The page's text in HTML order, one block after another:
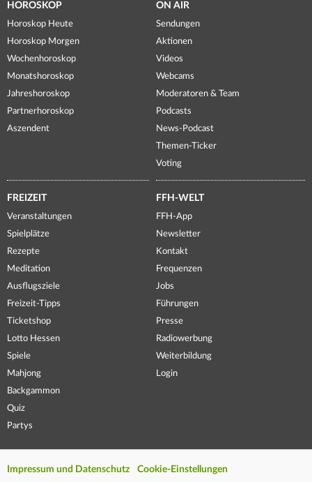
HOROSKOP
Horoskop Heute
Horoskop Morgen
Wochenhoroskop
Monatshoroskop
Jahreshoroskop
Partnerhoroskop
Aszendent
ON AIR
Sendungen
Aktionen
Videos
Webcams
Moderatoren & Team
Podcasts
News-Podcast
Themen-Ticker
Voting
FREIZEIT
Veranstaltungen
Spielplätze
Rezepte
Meditation
Ausflugsziele
Freizeit-Tipps
Ticketshop
Lotto Hessen
Spiele
Mahjong
Backgammon
Quiz
Partys
FFH-WELT
FFH-App
Newsletter
Kontakt
Frequenzen
Jobs
Führungen
Presse
Radiowerbung
Weiterbildung
Login
Impressum und Datenschutz Cookie-Einstellungen